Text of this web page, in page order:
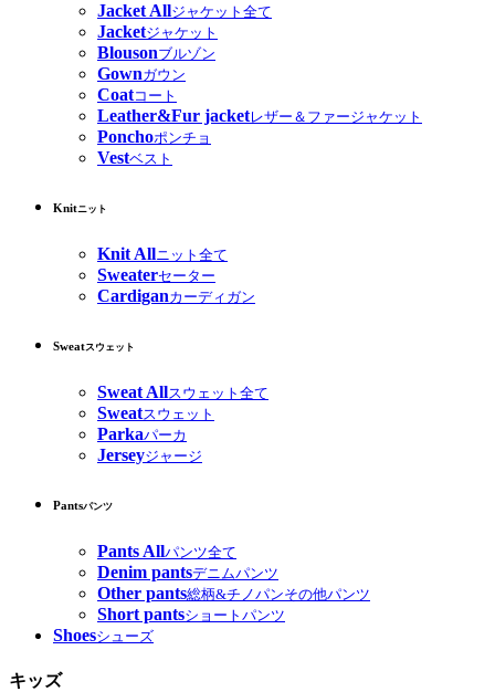
Jacket Allジャケット全て
Jacketジャケット
Blousonブルゾン
Gownガウン
Coatコート
Leather&Fur jacketレザー＆ファージャケット
Ponchoポンチョ
Vestベスト
Knitニット
Knit Allニット全て
Sweaterセーター
Cardiganカーディガン
Sweatスウェット
Sweat Allスウェット全て
Sweatスウェット
Parkaパーカ
Jerseyジャージ
Pantsパンツ
Pants Allパンツ全て
Denim pantsデニムパンツ
Other pants総柄&チノパンその他パンツ
Short pantsショートパンツ
Shoesシューズ
キッズ